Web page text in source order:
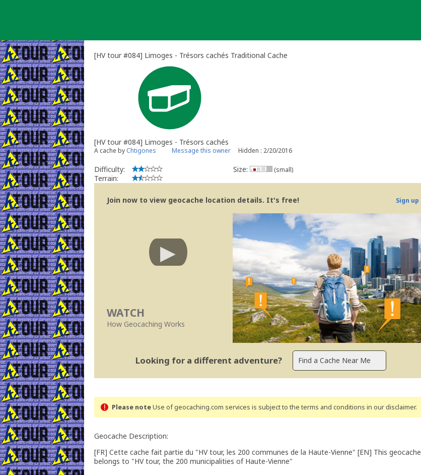
[HV tour #084] Limoges - Trésors cachés Traditional Cache
[HV tour #084] Limoges - Trésors cachés
A cache by Chtigones Message this owner Hidden : 2/20/2016
Difficulty:
Terrain:
Size: (small)
Join now to view geocache location details. It's free! Sign up
WATCH
How Geocaching Works
Looking for a different adventure?
Please noteUse of geocaching.com services is subject to the terms and conditions in our disclaimer.
Geocache Description:
[FR] Cette cache fait partie du "HV tour, les 200 communes de la Haute-Vienne" [EN] This geocache
belongs to "HV tour, the 200 municipalities of Haute-Vienne"